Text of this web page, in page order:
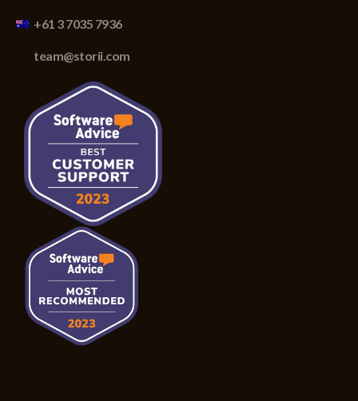
+61 3 7035 7936
team@storii.com